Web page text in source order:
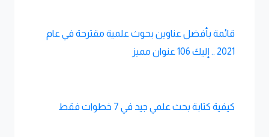
قائمة بأفضل عناوين بحوث علمية مقترحة في عام
2021 .. إليك 106 عنوان مميز
كيفية كتابة بحث علمي جيد في 7 خطوات فقط